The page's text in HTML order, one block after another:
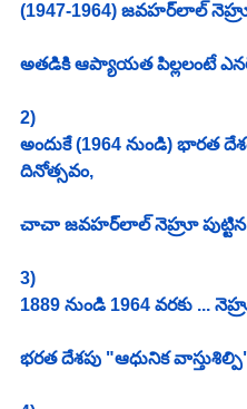
(1947-
అతడికి ఆప్యాయత పిల్లలంటే
2)
అందుకే (1964 నుండి) భారత
దినోత్సవం,
చాచా జవహర్‌లాల్ నెహ్రూ
3)
1889 నుండి 1964 వరకు ...
భరత దేశపు "ఆధునిక